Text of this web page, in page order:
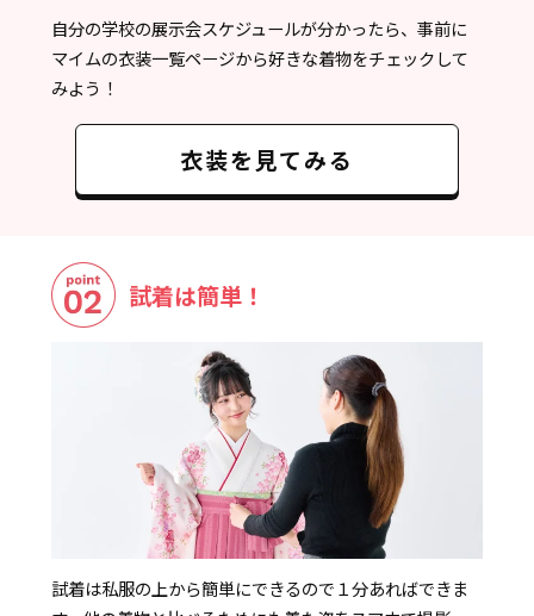
自分の学校の展示会スケジュールが分かったら、事前に
マイムの衣装一覧ページから好きな着物をチェックして
みよう！
衣装を見てみる
試着は簡単！
試着は私服の上から簡単にできるので１分あればできま